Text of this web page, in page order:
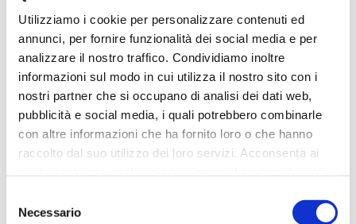
Utilizziamo i cookie per personalizzare contenuti ed
annunci, per fornire funzionalità dei social media e per
analizzare il nostro traffico. Condividiamo inoltre
informazioni sul modo in cui utilizza il nostro sito con i
nostri partner che si occupano di analisi dei dati web,
pubblicità e social media, i quali potrebbero combinarle
con altre informazioni che ha fornito loro o che hanno
raccolto dal suo utilizzo dei loro servizi. Acconsenta ai
delNecessario